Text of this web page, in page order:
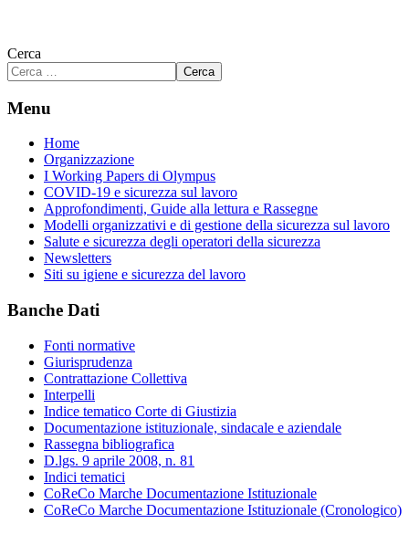
Cerca
Cerca
Menu
Home
Organizzazione
I Working Papers di Olympus
COVID-19 e sicurezza sul lavoro
Approfondimenti, Guide alla lettura e Rassegne
Modelli organizzativi e di gestione della sicurezza sul lavoro
Salute e sicurezza degli operatori della sicurezza
Newsletters
Siti su igiene e sicurezza del lavoro
Banche Dati
Fonti normative
Giurisprudenza
Contrattazione Collettiva
Interpelli
Indice tematico Corte di Giustizia
Documentazione istituzionale, sindacale e aziendale
Rassegna bibliografica
D.lgs. 9 aprile 2008, n. 81
Indici tematici
CoReCo Marche Documentazione Istituzionale
CoReCo Marche Documentazione Istituzionale (Cronologico)